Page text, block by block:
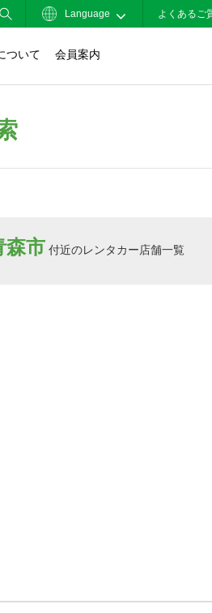
Language よくあるご
ついて 会員案内
森市 付近のレンタカー店舗一覧